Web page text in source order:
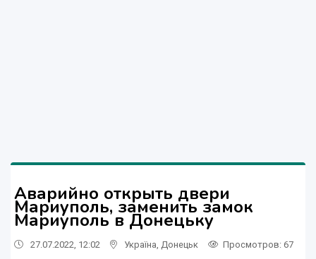
Аварийно открыть двери
Мариуполь, заменить замок
Мариуполь в Донецьку
27.07.2022, 12:02 Україна Донецьк Просмотров: 67